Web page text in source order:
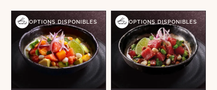
OPTIONS DISPONIBLES OPTIONS DISPONIBLES